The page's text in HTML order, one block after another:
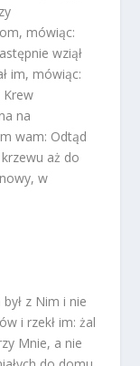
mówiąc:
wziął
im, mówiąc:
na
wam: Odtąd
aż do
w
z Nim i nie
i rzekł im: żal
Mnie, a nie